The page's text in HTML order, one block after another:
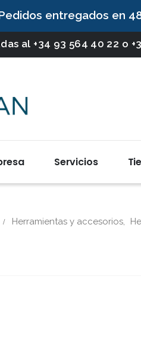
entregados en
al +34 93 564 40 22 o
Servicios
Herramientas y accesorios,